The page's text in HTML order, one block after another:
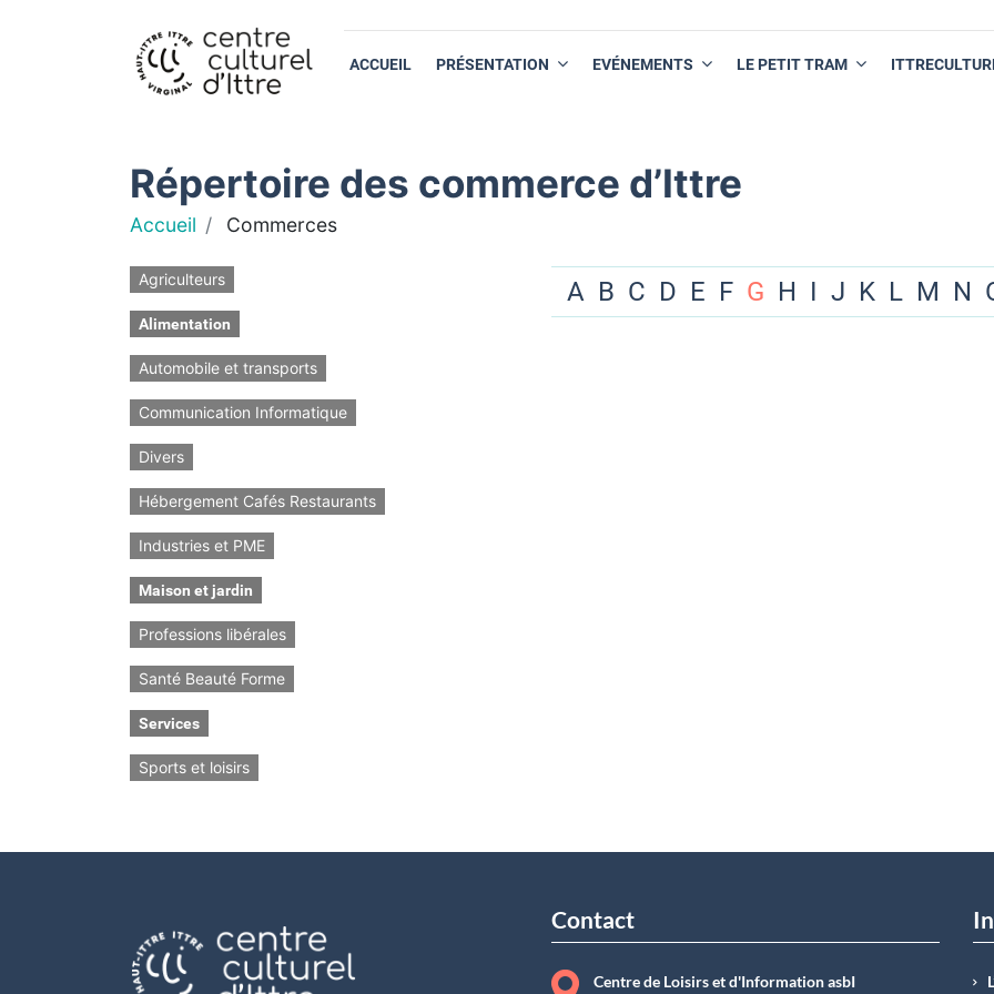
ACCUEIL PRÉSENTATION EVÉNEMENTS LE PETIT TRAM
Répertoire des commerce d’Ittre
Accueil Commerces
Agriculteurs
Alimentation
Automobile et transports
Communication Informatique
Divers
Hébergement Cafés Restaurants
Industries et PME
Maison et jardin
Professions libérales
Santé Beauté Forme
Services
Sports et loisirs
A B C D E F G H I J K L M N
Contact
Centre de Loisirs et d'Information asbI